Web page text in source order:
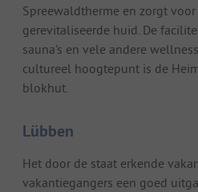
Spreewaldtherme en zorgt
gerevitaliseerde huid. De
sauna's en vele andere
cultureel hoogtepunt is de
blokhut.
Lübben
Het door de staat erkende
vakantiegangers een goed